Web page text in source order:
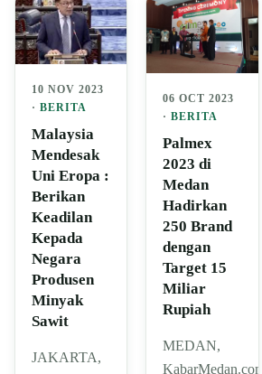
10 NOV 2023
· BERITA
Malaysia
Mendesak
Uni Eropa :
Berikan
Keadilan
Kepada
Negara
Produsen
Minyak
Sawit
JAKARTA,
06 OCT 2023
·BERITA
Palmex
2023 di
Medan
Hadirkan
250 Brand
dengan
Target 15
Miliar
Rupiah
MEDAN,
KabarMedan.com|